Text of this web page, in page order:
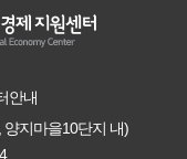
안내
양지마을10단지 내)